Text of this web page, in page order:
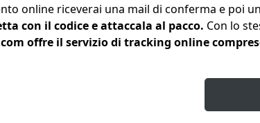
online riceverai una mail di conferma e poi
con il codice e attaccala al pacco. Con lo
offre il servizio di tracking online